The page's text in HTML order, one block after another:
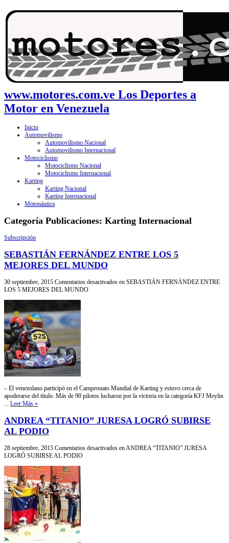
www.motores.com.ve Los Deportes a
Motor en Venezuela
Inicio
Automovilismo
Automovilismo Nacional
Automovilismo Internacional
Motociclismo
Motociclismo Nacional
Motociclismo Internacional
Karting
Karting Nacional
Karting Internacional
Motonáutica
Categoría Publicaciones: Karting Internacional
Subscripción
SEBASTIÁN FERNÁNDEZ ENTRE LOS 5
MEJORES DEL MUNDO
30 septiembre, 2015 Comentarios desactivados en SEBASTIÁN FERNÁNDEZ ENTRE
LOS 5 MEJORES DEL MUNDO
– El venezolano participó en el Campeonato Mundial de Karting y estuvo cerca de
apoderarse del título. Más de 90 pilotos lucharon por la victoria en la categoría KFJ Meylin
... Leer Más »
ANDREA “TITANIO” JURESA LOGRÓ SUBIRSE
AL PODIO
28 septiembre, 2015 Comentarios desactivados en ANDREA “TITANIO” JURESA
LOGRÓ SUBIRSE AL PODIO